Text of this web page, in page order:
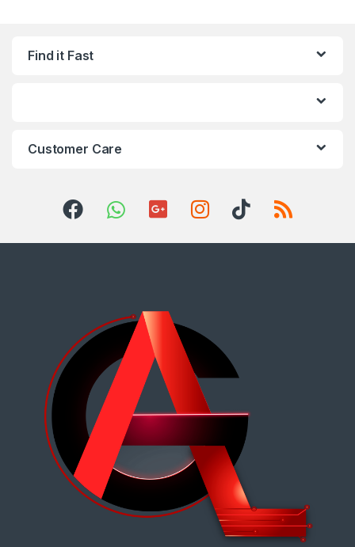
Find it Fast
Customer Care